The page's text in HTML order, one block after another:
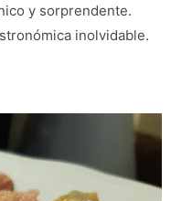
y sorprendente.
inolvidable.